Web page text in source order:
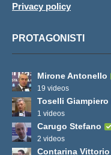
Privacy policy
PROTAGONISTI
Mirone Antonello
19 videos
Toselli Giampiero
1 videos
Carugo Stefano
2 videos
Contarina Vittorio